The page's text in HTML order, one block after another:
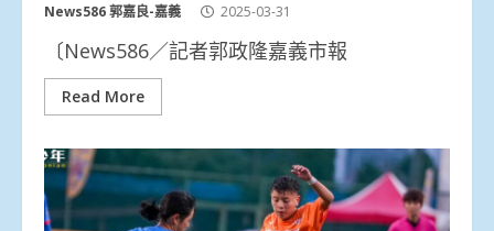
News586 郭嘉良-嘉義 2025-03-31
〔News586／記者郭政隆嘉義市報
Read More